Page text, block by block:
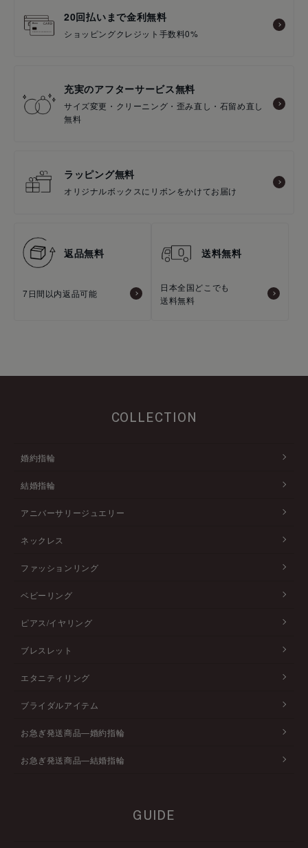
20回払いまで金利無料
ショッピングクレジット手数料0%
充実のアフターサービス無料
サイズ変更・クリーニング・歪み直し・石留め直し
無料
ラッピング無料
オリジナルボックスにリボンをかけてお届け
返品無料
7日間以内返品可能
送料無料
日本全国どこでも
送料無料
COLLECTION
婚約指輪
結婚指輪
アニバーサリージュエリー
ネックレス
ファッションリング
ベビーリング
ピアス/イヤリング
ブレスレット
エタニティリング
ブライダルアイテム
お急ぎ発送商品―婚約指輪
お急ぎ発送商品―結婚指輪
GUIDE